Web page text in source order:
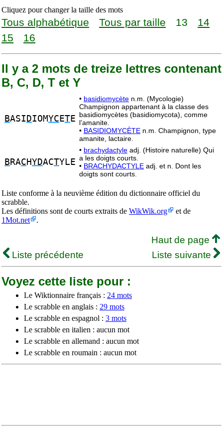
Cliquez pour changer la taille des mots
Tous alphabétique Tous par taille 13
14
15
16
Il y a 2 mots de treize lettres contenant
B, C, D, T et Y
BASI DIOMYC ETE
• basidiomycète n.m. (Mycologie)
Champignon appartenant à la classe des
basidiomycètes (basidiomycota), comme
l’amanite.
• BASIDIOMYCÈTE n.m. Champignon, type
amanite, lactaire.
B RAC HYDACTYLE
• brachydactyle adj. (Histoire naturelle) Qui
a les doigts courts.
• BRACHYDACTYLE adj. et n. Dont les
doigts sont courts.
Liste conforme à la neuvième édition du dictionnaire officiel du
scrabble.
Les définitions sont de courts extraits de WikWik.org
et de
1Mot.net
.
Haut de page
Liste précédente
Liste suivante
Voyez cette liste pour :
Le Wiktionnaire français : 24 mots
Le scrabble en anglais : 29 mots
Le scrabble en espagnol : 3 mots
Le scrabble en italien : aucun mot
Le scrabble en allemand : aucun mot
Le scrabble en roumain : aucun mot